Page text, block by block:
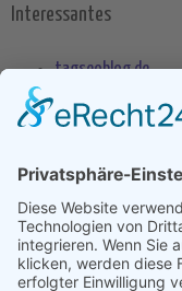
Interessantes
tagseoblog.de
SEO Blog
seo-trainee.de
seokratie.de
Tags